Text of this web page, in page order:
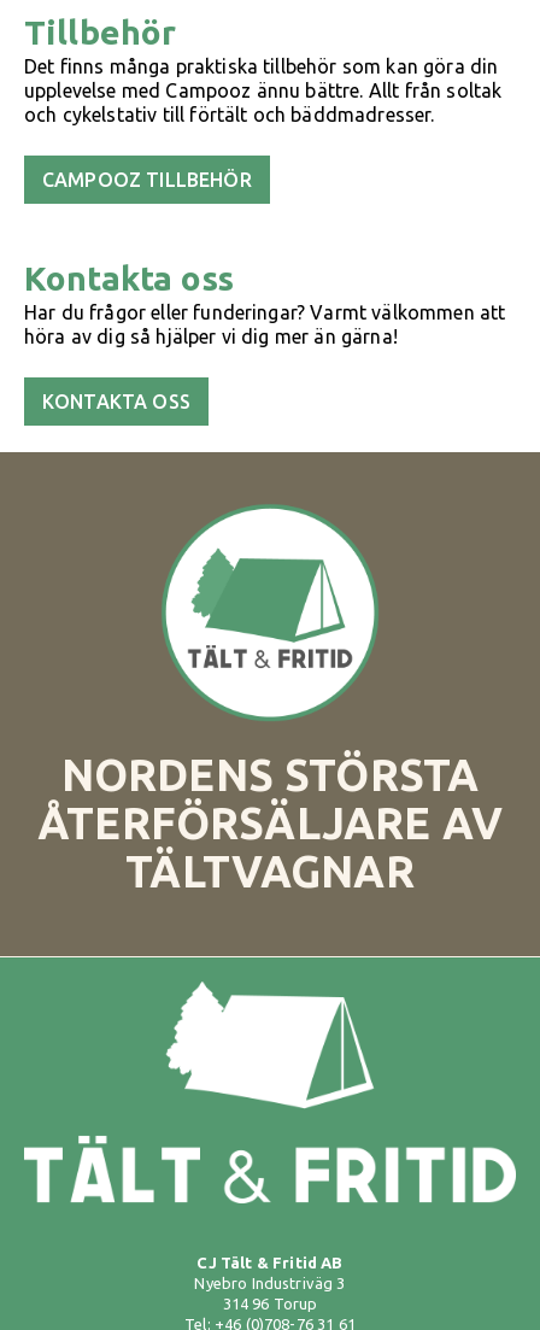
Tillbehör
Det finns många praktiska tillbehör som kan göra din
upplevelse med Campooz ännu bättre. Allt från soltak
och cykelstativ till förtält och bäddmadresser.
CAMPOOZ TILLBEHÖR
Kontakta oss
Har du frågor eller funderingar? Varmt välkommen att
höra av dig så hjälper vi dig mer än gärna!
KONTAKTA OSS
NORDENS STÖRSTA
ÅTERFÖRSÄLJARE AV
TÄLTVAGNAR
CJ Tält & Fritid AB
Nyebro Industriväg 3
314 96 Torup
Tel: +46 (0)708-76 31 61